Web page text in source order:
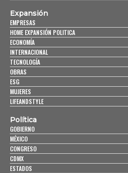
Expansión
EMPRESAS
HOME EXPANSIÓN POLITICA
ECONOMÍA
INTERNACIONAL
TECNOLOGÍA
OBRAS
ESG
MUJERES
LIFEANDSTYLE
Política
GOBIERNO
MÉXICO
CONGRESO
CDMX
ESTADOS